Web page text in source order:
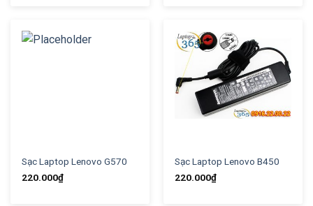
Sạc Laptop Lenovo G570
220.000₫
Sạc Laptop Lenovo B450
220.000₫